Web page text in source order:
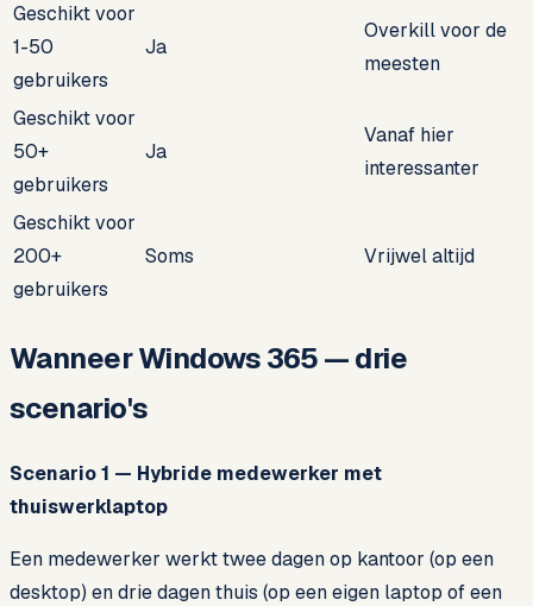
Geschikt voor
1-50
gebruikers
Ja
Overkill voor de
meesten
Geschikt voor
50+
gebruikers
Ja
Vanaf hier
interessanter
Geschikt voor
200+
gebruikers
Soms Vrijwel altijd
Wanneer Windows 365 — drie
scenario's
Scenario 1 — Hybride medewerker met
thuiswerklaptop
Een medewerker werkt twee dagen op kantoor (op een
desktop) en drie dagen thuis (op een eigen laptop of een